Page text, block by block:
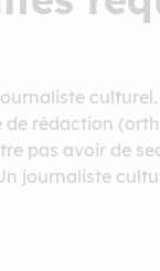
rédaction
pas avoir de
journaliste